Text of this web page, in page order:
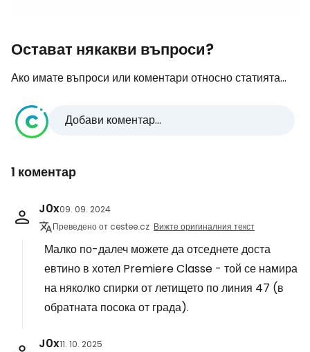
Остават някакви въпроси?
Ако имате въпроси или коментари относно статията...
Добави коментар...
1 коментар
J0x09. 09. 2024
Преведено от cestee.cz Вижте оригиналния текст
Малко по-далеч можете да отседнете доста
евтино в хотел Premiere Classe - той се намира
на няколко спирки от летището по линия 47 (в
обратната посока от града).
J0x11. 10. 2025